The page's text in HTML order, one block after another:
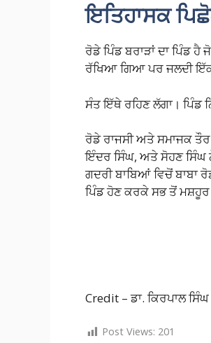
ਇਤਿਹਾਸਕ
ਰੋਡੇ ਪਿੰਡ ਬਰਾੜਾਂ ਦਾ ਪਿੰਡ
ਰੱਖਿਆ ਗਿਆ ਪਰ ਜਲਦੀ
ਸੰਤ ਇੱਥੇ ਰਹਿਣ ਲੱਗਾ। ਪਿੰਡ
ਰੋਡੇ ਰਾਜਸੀ ਅਤੇ ਸਮਾਜਕ ਤੌਰ
ਇੰਦਰ ਸਿੰਘ, ਅਤੇ ਸੋਹਣ ਸਿੰਘ
ਗਦਰੀ ਬਾਬਿਆਂ ਵਿਚੋਂ ਬਾਬਾ
ਪਿੰਡ ਹੋਣ ਕਰਕੇ ਸਭ ਤੋਂ
Credit – ਡਾ. ਕਿਰਪਾਲ
Post Views: 201